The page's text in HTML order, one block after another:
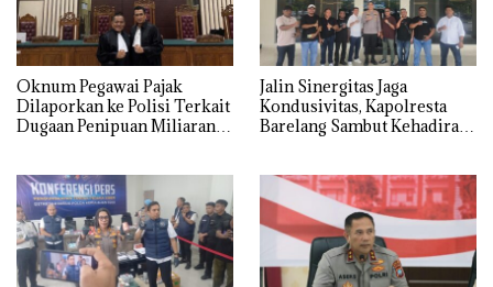
Oknum Pegawai Pajak
Dilaporkan ke Polisi Terkait
Dugaan Penipuan Miliaran
Jalin Sinergitas Jaga
Kondusivitas, Kapolresta
Barelang Sambut Kehadiran